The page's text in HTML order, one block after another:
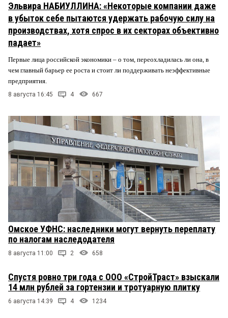
Эльвира НАБИУЛЛИНА: «Некоторые компании даже
в убыток себе пытаются удержать рабочую силу на
производствах, хотя спрос в их секторах объективно
падает»
Первые лица российской экономики – о том, переохладилась ли она, в
чем главный барьер ее роста и стоит ли поддерживать неэффективные
предприятия.
8 августа 16:45 4 667
Омское УФНС: наследники могут вернуть переплату
по налогам наследодателя
8 августа 11:00 2 658
Спустя ровно три года с ООО «СтройТраст» взыскали
14 млн рублей за гортензии и тротуарную плитку
6 августа 14:39 4 1234